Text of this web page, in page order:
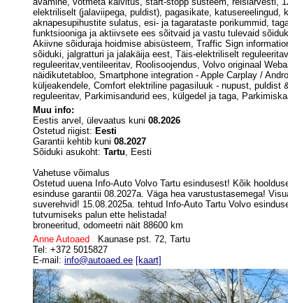
elektriliselt (jalaviipega, puldist), pagasikate,
aknapesupihustite sulatus, esi- ja tagarataste porikummid,
funktsiooniga ja aktiivsete ees sõitvaid ja vastu tulevaid
Akiivne sõiduraja hoidmise abisüsteem, Traffic Sign
sõiduki, jalgratturi ja jalakäija eest, Täis-elektriliselt
reguleeritav,ventileeritav, Roolisoojendus, Volvo originaal
näidikutetabloo, Smartphone integration - Apple Carplay /
küljeakendele, Comfort elektriline pagasiluuk - nupust,
reguleeritav, Parkimisandurid ees, külgedel ja taga,
Muu info:
Eestis arvel, ülevaatus kuni 08.2026
Ostetud riigist: Eesti
Garantii kehtib kuni 08.2027
Sõiduki asukoht: Tartu, Eesti
Vahetuse võimalus
Ostetud uuena Info-Auto Volvo Tartu esindusest! Kõik
esinduse garantii 08.2027a. Väga hea varustustasemega!
suverehvid! 15.08.2025a. tehtud Info-Auto Tartu Volvo
tutvumiseks palun ette helistada!
broneeritud, odomeetri näit 88600 km
Anne Autoaed Kaunase pst. 72, Tartu
Tel: +372 5015827
E-mail: info@autoaed.ee [kaart]